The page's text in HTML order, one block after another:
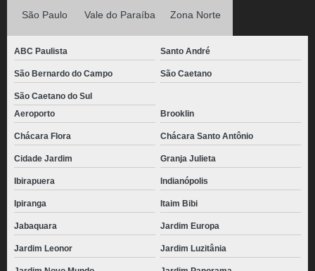
São Paulo Vale do Paraíba Zona Norte
ABC Paulista Santo André
São Bernardo do Campo São Caetano
São Caetano do Sul
Aeroporto
Brooklin
Chácara Flora Chácara Santo Antônio
Cidade Jardim Granja Julieta
Ibirapuera Indianópolis
Ipiranga Itaim Bibi
Jabaquara Jardim Europa
Jardim Leonor Jardim Luzitânia